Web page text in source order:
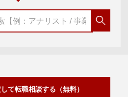
て転職相談する（無料）